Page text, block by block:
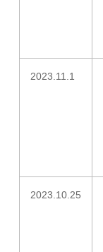
2023.11.1
2023.10.25